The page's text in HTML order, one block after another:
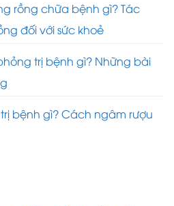
rồng chữa bệnh gì? Tác
đối với sức khoẻ
trị bệnh gì? Những bài
bệnh gì? Cách ngâm rượu